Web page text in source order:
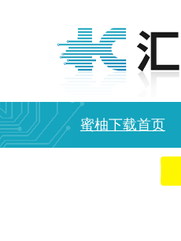
蜜柚下载首页